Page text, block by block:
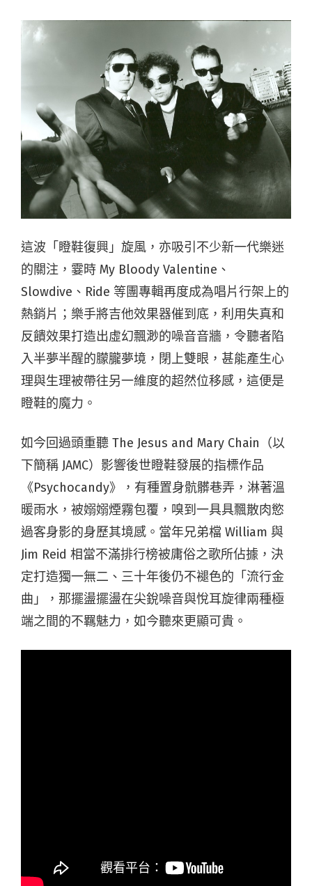
這波「瞪鞋復興」旋風，亦吸引不少新一代樂迷
的關注，霎時 My Bloody Valentine、
Slowdive、Ride 等團專輯再度成為唱片行架上的
熱銷片；樂手將吉他效果器催到底，利用失真和
反饋效果打造出虛幻飄渺的噪音音牆，令聽者陷
入半夢半醒的朦朧夢境，閉上雙眼，甚能產生心
理與生理被帶往另一維度的超然位移感，這便是
瞪鞋的魔力。
如今回過頭重聽 The Jesus and Mary Chain（以
下簡稱 JAMC）影響後世瞪鞋發展的指標作品
《Psychocandy》，有種置身骯髒巷弄，淋著溫
暖雨水，被嫋嫋煙霧包覆，嗅到一具具飄散肉慾
過客身影的身歷其境感。當年兄弟檔 William 與
Jim Reid 相當不滿排行榜被庸俗之歌所佔據，決
定打造獨一無二、三十年後仍不褪色的「流行金
曲」，那擺盪擺盪在尖銳噪音與悅耳旋律兩種極
端之間的不羈魅力，如今聽來更顯可貴。